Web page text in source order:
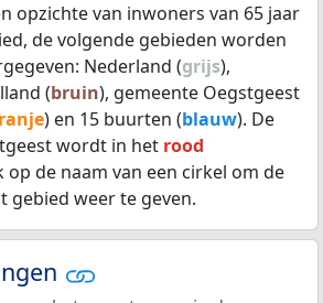
opzichte van inwoners van 65 jaar
de volgende gebieden worden
Nederland (grijs),
(bruin), gemeente Oegstgeest
) en 15 buurten (blauw). De
wordt in het rood
op de naam van een cirkel om de
gebied weer te geven.